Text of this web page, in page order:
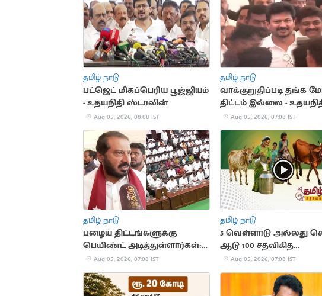
தமிழ் நாடு
பட்ஜெட் மிகப்பெரிய பூஜ்ஜியம்
- உதயநிதி ஸ்டாலின்
Aug 05, 2026, 08:08 IST
தமிழ் நாடு
வாக்குறுதிப்படி தங்க
திட்டம் இல்லை -
விமர்சனம்
Aug 05, 2026, 07:08 IST
தமிழ் நாடு
பழைய திட்டங்களுக்கு
பெயிண்ட் அடித்துள்ளார்கள்:
தமிமுன் அன்சாரி
Aug 05, 2026, 07:08 IST
தமிழ் நாடு
5 வெள்ளாடு அல்லது
ஆடு 100 சதவிகித
மானியத்தில்
Aug 05, 2026, 07:08 IST